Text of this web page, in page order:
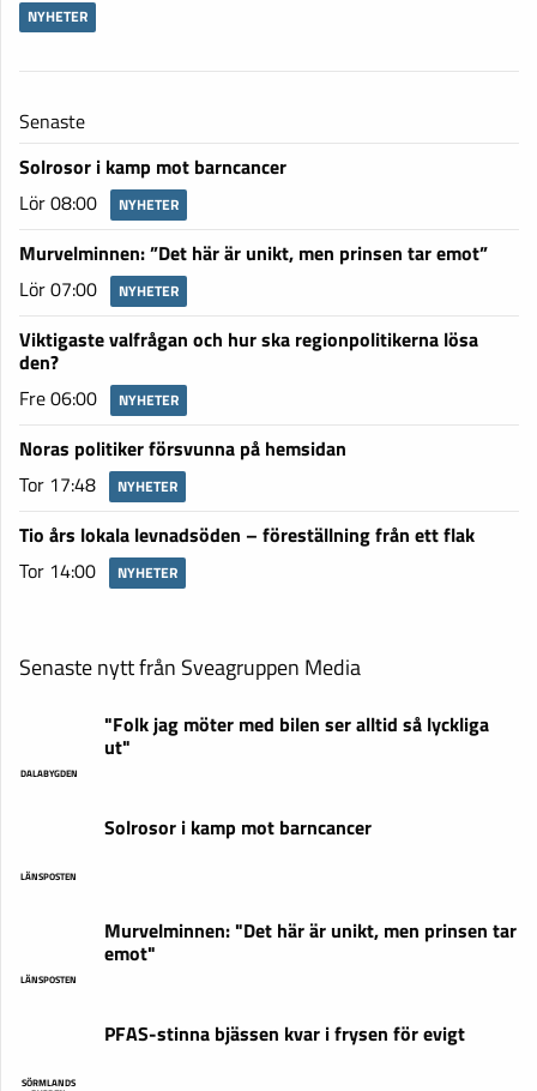
NYHETER
Senaste
Solrosor i kamp mot barncancer
Lör 08:00
NYHETER
Murvelminnen: ”Det här är unikt, men prinsen tar emot”
Lör 07:00
NYHETER
Viktigaste valfrågan och hur ska regionpolitikerna lösa
den?
Fre 06:00
NYHETER
Noras politiker försvunna på hemsidan
Tor 17:48
NYHETER
Tio års lokala levnadsöden – föreställning från ett flak
Tor 14:00
NYHETER
Senaste nytt från Sveagruppen Media
DALABYGDEN
"Folk jag möter med bilen ser alltid så lyckliga
ut"
LÄNSPOSTEN
Solrosor i kamp mot barncancer
LÄNSPOSTEN
Murvelminnen: "Det här är unikt, men prinsen tar
emot"
SÖRMLANDS
PFAS-stinna bjässen kvar i frysen för evigt